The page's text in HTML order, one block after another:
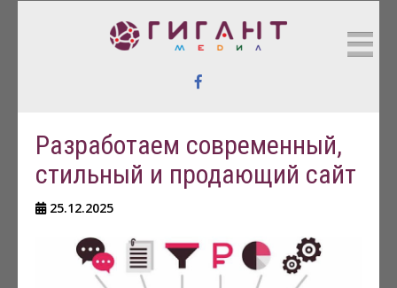
Разработаем современный,
стильный и продающий сайт
25.12.2025